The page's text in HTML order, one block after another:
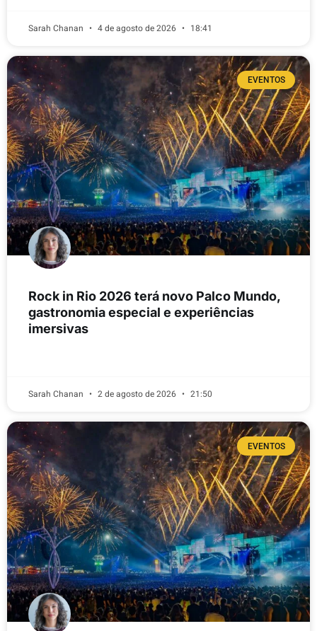
Sarah Chanan 4 de agosto de 2026 18:41
EVENTOS
Rock in Rio 2026 terá novo Palco Mundo,
gastronomia especial e experiências
imersivas
Sarah Chanan 2 de agosto de 2026 21:50
EVENTOS